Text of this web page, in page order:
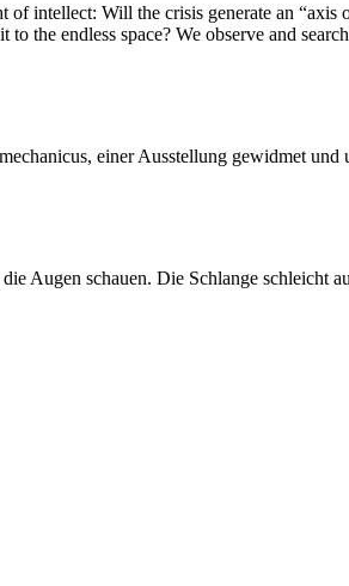
intellect: Will the crisis generate an “axis
the endless space? We observe and
einer Ausstellung gewidmet und
Augen schauen. Die Schlange schleicht